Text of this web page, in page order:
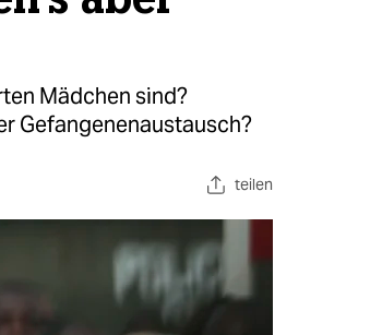
Mädchen sind?
Gefangenenaustausch?
teilen